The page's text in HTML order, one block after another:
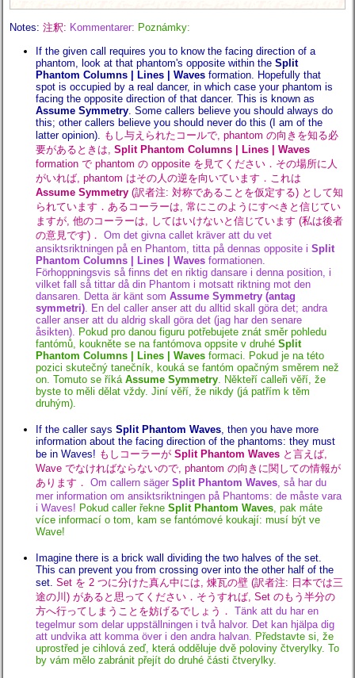
Notes: 注釈: Kommentarer: Poznámky:
If the given call requires you to know the facing direction of a
phantom, look at that phantom's opposite within the Split
Phantom Columns | Lines | Waves formation. Hopefully that
spot is occupied by a real dancer, in which case your phantom is
facing the opposite direction of that dancer. This is known as
Assume Symmetry . Some callers believe you should always do
this; other callers believe you should never do this (I am of the
latter opinion).
もし与えられたコールで, phantom の向きを知る必
要があるときは, Split Phantom Columns | Lines | Waves
formation で phantom の opposite を見てください．その場所に人
がいれば, phantom はその人の逆を向いています．これは
Assume Symmetry (訳者注: 対称であることを仮定する) として知
られています．あるコーラーは, 常にこのようにすべきと信じてい
ますが, 他のコーラーは, してはいけないと信じています (私は後者
の意見です)． Om det givna callet kräver att du vet
ansiktsriktningen på en Phantom, titta på dennas opposite i Split
Phantom Columns | Lines | Waves formationen.
Förhoppningsvis så finns det en riktig dansare i denna position, i
vilket fall så tittar då din Phantom i motsatt riktning mot den
dansaren. Detta är känt som Assume Symmetry (antag
symmetri) . En del caller anser att du alltid skall göra det; andra
caller anser att du aldrig skall göra det (jag har den senare
åsikten).
Pokud pro danou figuru potřebujete znát směr pohledu
fantómů, koukněte se na fantómova oppsite v druhé Split
Phantom Columns | Lines | Waves formaci. Pokud je na této
pozici skutečný tanečník, kouká se fantóm opačným směrem než
on. Tomuto se říká Assume Symmetry . Někteří calleři věří, že
byste to měli dělat vždy. Jiní věří, že nikdy (já patřím k těm
druhým).
If the caller says Split Phantom Waves , then you have more
information about the facing direction of the phantoms: they must
be in Waves! もしコーラーが Split Phantom Waves と言えば,
Wave でなければならないので, phantom の向きに関しての情報が
あります． Om callern säger Split Phantom Waves , så har du
mer information om ansiktsriktningen på Phantoms: de måste vara
i Waves! Pokud caller řekne Split Phantom Waves , pak máte
více informací o tom, kam se fantómové koukají: musí být ve
Wave!
Imagine there is a brick wall dividing the two halves of the set.
This can prevent you from crossing over into the other half of the
set. Set を 2 つに分けた真ん中には, 煉瓦の壁 (訳者注: 日本では三
途の川) があると思ってください．そうすれば, Set のもう半分の
方へ行ってしまうことを妨げるでしょう． Tänk att du har en
tegelmur som delar uppställningen i två halvor. Det kan hjälpa dig
att undvika att komma över i den andra halvan.
Představte si, že
uprostřed je cihlová zeď, která odděluje dvě poloviny čtverylky. To
by vám mělo zabránit přejít do druhé části čtverylky.